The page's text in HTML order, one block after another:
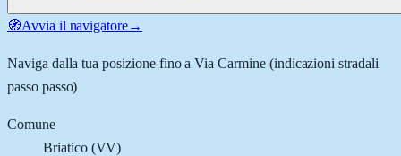
🧭Avvia il navigatore→
Naviga dalla tua posizione fino aVia Carmine(indicazioni stradali
passo passo)
Comune
Briatico(VV)